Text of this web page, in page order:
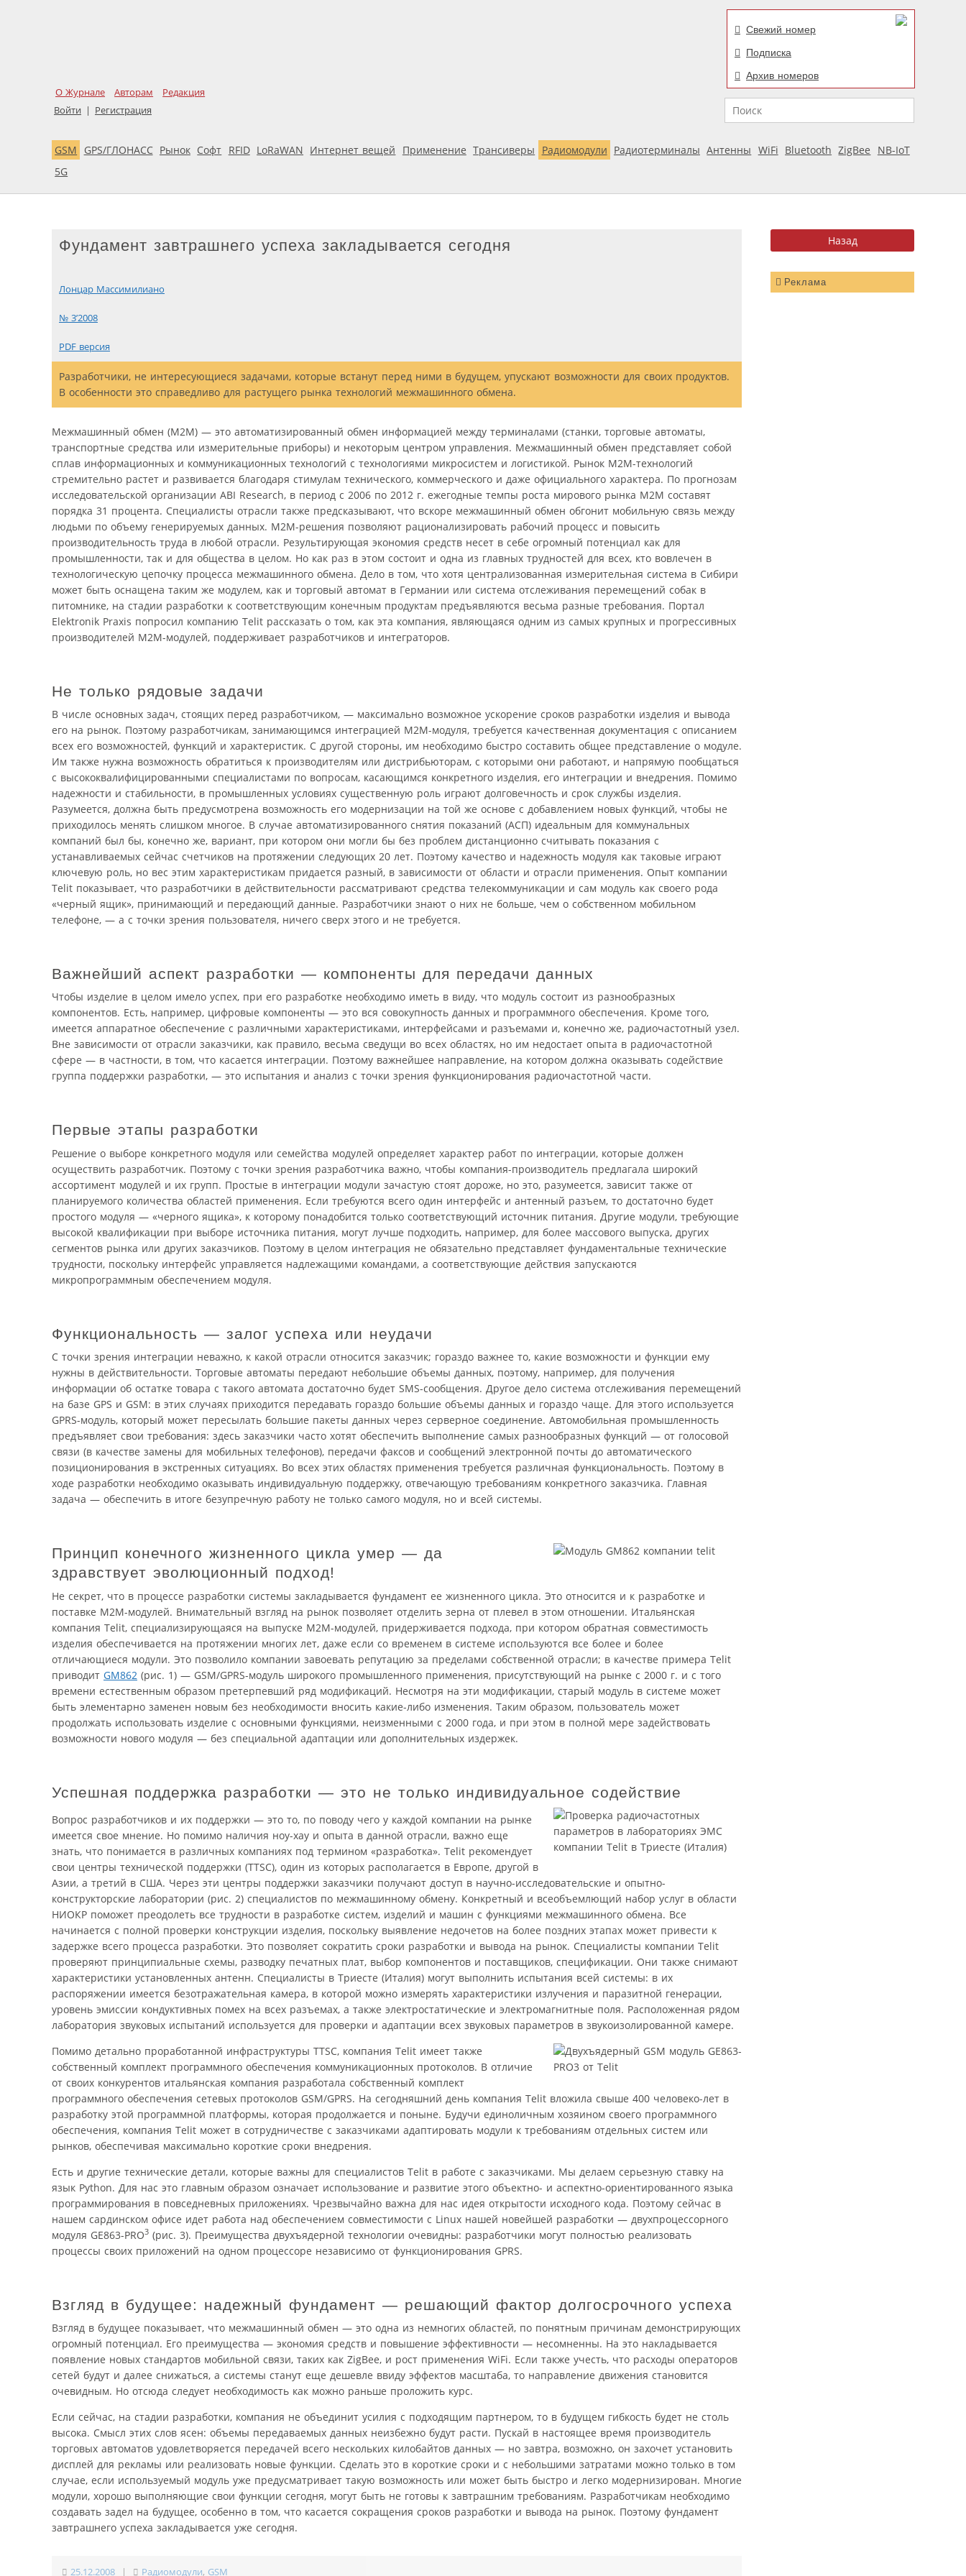
О Журнале Авторам
Редакция
Войти | Регистрация
Свежий номер
Подписка
Архив номеров
Поиск
GSM GPS/ГЛОНАСС Рынок Софт RFID LoRaWAN Интернет вещей Применение Трансиверы Радиомодули Радиотерминалы Антенны WiFi Bluetooth ZigBee
NB-IoT
5G
Реклама
Фундамент завтрашнего успеха закладывается сегодня
Лонцар Массимилиано
№ 3’2008
PDF версия
Разработчики, не интересующиеся задачами, которые встанут перед ними в будущем, упускают возможности для своих продуктов.
В особенности это справедливо для растущего рынка технологий межмашинного обмена.
Межмашинный обмен (M2M) — это автоматизированный обмен информацией между терминалами (станки, торговые автоматы,
транспортные средства или измерительные приборы) и некоторым центром управления. Межмашинный обмен представляет собой
сплав информационных и коммуникационных технологий с технологиями микросистем и логистикой. Рынок M2M-технологий
стремительно растет и развивается благодаря стимулам технического, коммерческого и даже официального характера. По прогнозам
исследовательской организации ABI Research, в период с 2006 по 2012 г. ежегодные темпы роста мирового рынка M2M составят
порядка 31 процента. Специалисты отрасли также предсказывают, что вскоре межмашинный обмен обгонит мобильную связь между
людьми по объему генерируемых данных. M2M-решения позволяют рационализировать рабочий процесс и повысить
производительность труда в любой отрасли. Результирующая экономия средств несет в себе огромный потенциал как для
промышленности, так и для общества в целом. Но как раз в этом состоит и одна из главных трудностей для всех, кто вовлечен в
технологическую цепочку процесса межмашинного обмена. Дело в том, что хотя централизованная измерительная система в Сибири
может быть оснащена таким же модулем, как и торговый автомат в Германии или система отслеживания перемещений собак в
питомнике, на стадии разработки к соответствующим конечным продуктам предъявляются весьма разные требования. Портал
Elektronik Praxis попросил компанию Telit рассказать о том, как эта компания, являющаяся одним из самых крупных и прогрессивных
производителей M2M-модулей, поддерживает разработчиков и интеграторов.
Не только рядовые задачи
В числе основных задач, стоящих перед разработчиком, — максимально возможное ускорение сроков разработки изделия и вывода
его на рынок. Поэтому разработчикам, занимающимся интеграцией M2M-модуля, требуется качественная документация с описанием
всех его возможностей, функций и характеристик. С другой стороны, им необходимо быстро составить общее представление о модуле.
Им также нужна возможность обратиться к производителям или дистрибьюторам, с которыми они работают, и напрямую пообщаться
с высококвалифицированными специалистами по вопросам, касающимся конкретного изделия, его интеграции и внедрения. Помимо
надежности и стабильности, в промышленных условиях существенную роль играют долговечность и срок службы изделия.
Разумеется, должна быть предусмотрена возможность его модернизации на той же основе с добавлением новых функций, чтобы не
приходилось менять слишком многое. В случае автоматизированного снятия показаний (АСП) идеальным для коммунальных
компаний был бы, конечно же, вариант, при котором они могли бы без проблем дистанционно считывать показания с
устанавливаемых сейчас счетчиков на протяжении следующих 20 лет. Поэтому качество и надежность модуля как таковые играют
ключевую роль, но вес этим характеристикам придается разный, в зависимости от области и отрасли применения. Опыт компании
Telit показывает, что разработчики в действительности рассматривают средства телекоммуникации и сам модуль как своего рода
«черный ящик», принимающий и передающий данные. Разработчики знают о них не больше, чем о собственном мобильном
телефоне, — а с точки зрения пользователя, ничего сверх этого и не требуется.
Важнейший аспект разработки — компоненты для передачи данных
Чтобы изделие в целом имело успех, при его разработке необходимо иметь в виду, что модуль состоит из разнообразных
компонентов. Есть, например, цифровые компоненты — это вся совокупность данных и программного обеспечения. Кроме того,
имеется аппаратное обеспечение с различными характеристиками, интерфейсами и разъемами и, конечно же, радиочастотный узел.
Вне зависимости от отрасли заказчики, как правило, весьма сведущи во всех областях, но им недостает опыта в радиочастотной
сфере — в частности, в том, что касается интеграции. Поэтому важнейшее направление, на котором должна оказывать содействие
группа поддержки разработки, — это испытания и анализ с точки зрения функционирования радиочастотной части.
Первые этапы разработки
Решение о выборе конкретного модуля или семейства модулей определяет характер работ по интеграции, которые должен
осуществить разработчик. Поэтому с точки зрения разработчика важно, чтобы компания-производитель предлагала широкий
ассортимент модулей и их групп. Простые в интеграции модули зачастую стоят дороже, но это, разумеется, зависит также от
планируемого количества областей применения. Если требуются всего один интерфейс и антенный разъем, то достаточно будет
простого модуля — «черного ящика», к которому понадобится только соответствующий источник питания. Другие модули, требующие
высокой квалификации при выборе источника питания, могут лучше подходить, например, для более массового выпуска, других
сегментов рынка или других заказчиков. Поэтому в целом интеграция не обязательно представляет фундаментальные технические
трудности, поскольку интерфейс управляется надлежащими командами, а соответствующие действия запускаются
микропрограммным обеспечением модуля.
Функциональность — залог успеха или неудачи
С точки зрения интеграции неважно, к какой отрасли относится заказчик; гораздо важнее то, какие возможности и функции ему
нужны в действительности. Торговые автоматы передают небольшие объемы данных, поэтому, например, для получения
информации об остатке товара с такого автомата достаточно будет SMS-сообщения. Другое дело система отслеживания перемещений
на базе GPS и GSM: в этих случаях приходится передавать гораздо большие объемы данных и гораздо чаще. Для этого используется
GPRS-модуль, который может пересылать большие пакеты данных через серверное соединение. Автомобильная промышленность
предъявляет свои требования: здесь заказчики часто хотят обеспечить выполнение самых разнообразных функций — от голосовой
связи (в качестве замены для мобильных телефонов), передачи факсов и сообщений электронной почты до автоматического
позиционирования в экстренных ситуациях. Во всех этих областях применения требуется различная функциональность. Поэтому в
ходе разработки необходимо оказывать индивидуальную поддержку, отвечающую требованиям конкретного заказчика. Главная
задача — обеспечить в итоге безупречную работу не только самого модуля, но и всей системы.
Принцип конечного жизненного цикла умер — да
здравствует эволюционный подход!
Не секрет, что в процессе разработки системы закладывается фундамент ее жизненного цикла. Это относится и к разработке и
поставке M2M-модулей. Внимательный взгляд на рынок позволяет отделить зерна от плевел в этом отношении. Итальянская
компания Telit, специализирующаяся на выпуске M2M-модулей, придерживается подхода, при котором обратная совместимость
изделия обеспечивается на протяжении многих лет, даже если со временем в системе используются все более и более
отличающиеся модули. Это позволило компании завоевать репутацию за пределами собственной отрасли; в качестве примера Telit
приводит GM862 (рис. 1) — GSM/GPRS-модуль широкого промышленного применения, присутствующий на рынке с 2000 г. и с того
времени естественным образом претерпевший ряд модификаций. Несмотря на эти модификации, старый модуль в системе может
быть элементарно заменен новым без необходимости вносить какие-либо изменения. Таким образом, пользователь может
продолжать использовать изделие с основными функциями, неизменными с 2000 года, и при этом в полной мере задействовать
возможности нового модуля — без специальной адаптации или дополнительных издержек.
Успешная поддержка разработки — это не только индивидуальное содействие
Вопрос разработчиков и их поддержки — это то, по поводу чего у каждой компании на рынке
имеется свое мнение. Но помимо наличия ноу-хау и опыта в данной отрасли, важно еще
знать, что понимается в различных компаниях под термином «разработка». Telit рекомендует
свои центры технической поддержки (TTSC), один из которых располагается в Европе, другой в
Азии, а третий в США. Через эти центры поддержки заказчики получают доступ в научно-исследовательские и опытно-
конструкторские лаборатории (рис. 2) специалистов по межмашинному обмену. Конкретный и всеобъемлющий набор услуг в области
НИОКР поможет преодолеть все трудности в разработке систем, изделий и машин с функциями межмашинного обмена. Все
начинается с полной проверки конструкции изделия, поскольку выявление недочетов на более поздних этапах может привести к
задержке всего процесса разработки. Это позволяет сократить сроки разработки и вывода на рынок. Специалисты компании Telit
проверяют принципиальные схемы, разводку печатных плат, выбор компонентов и поставщиков, спецификации. Они также снимают
характеристики установленных антенн. Специалисты в Триесте (Италия) могут выполнить испытания всей системы: в их
распоряжении имеется безотражательная камера, в которой можно измерять характеристики излучения и паразитной генерации,
уровень эмиссии кондуктивных помех на всех разъемах, а также электростатические и электромагнитные поля. Расположенная рядом
лаборатория звуковых испытаний используется для проверки и адаптации всех звуковых параметров в звукоизолированной камере.
Помимо детально проработанной инфраструктуры TTSC, компания Telit имеет также
собственный комплект программного обеспечения коммуникационных протоколов. В отличие
от своих конкурентов итальянская компания разработала собственный комплект
программного обеспечения сетевых протоколов GSM/GPRS. На сегодняшний день компания Telit вложила свыше 400 человеко-лет в
разработку этой программной платформы, которая продолжается и поныне. Будучи единоличным хозяином своего программного
обеспечения, компания Telit может в сотрудничестве с заказчиками адаптировать модули к требованиям отдельных систем или
рынков, обеспечивая максимально короткие сроки внедрения.
Есть и другие технические детали, которые важны для специалистов Telit в работе с заказчиками. Мы делаем серьезную ставку на
язык Python. Для нас это главным образом означает использование и развитие этого объектно- и аспектно-ориентированного языка
программирования в повседневных приложениях. Чрезвычайно важна для нас идея открытости исходного кода. Поэтому сейчас в
нашем сардинском офисе идет работа над обеспечением совместимости с Linux нашей новейшей разработки — двухпроцессорного
модуля GE863-PRO3 (рис. 3). Преимущества двухъядерной технологии очевидны: разработчики могут полностью реализовать
процессы своих приложений на одном процессоре независимо от функционирования GPRS.
Взгляд в будущее: надежный фундамент — решающий фактор долгосрочного успеха
Взгляд в будущее показывает, что межмашинный обмен — это одна из немногих областей, по понятным причинам демонстрирующих
огромный потенциал. Его преимущества — экономия средств и повышение эффективности — несомненны. На это накладывается
появление новых стандартов мобильной связи, таких как ZigBee, и рост применения WiFi. Если также учесть, что расходы операторов
сетей будут и далее снижаться, а системы станут еще дешевле ввиду эффектов масштаба, то направление движения становится
очевидным. Но отсюда следует необходимость как можно раньше проложить курс.
Если сейчас, на стадии разработки, компания не объединит усилия с подходящим партнером, то в будущем гибкость будет не столь
высока. Смысл этих слов ясен: объемы передаваемых данных неизбежно будут расти. Пускай в настоящее время производитель
торговых автоматов удовлетворяется передачей всего нескольких килобайтов данных — но завтра, возможно, он захочет установить
дисплей для рекламы или реализовать новые функции. Сделать это в короткие сроки и с небольшими затратами можно только в том
случае, если используемый модуль уже предусматривает такую возможность или может быть быстро и легко модернизирован. Многие
модули, хорошо выполняющие свои функции сегодня, могут быть не готовы к завтрашним требованиям. Разработчикам необходимо
создавать задел на будущее, особенно в том, что касается сокращения сроков разработки и вывода на рынок. Поэтому фундамент
завтрашнего успеха закладывается уже сегодня.
25.12.2008 | Радиомодули, GSM